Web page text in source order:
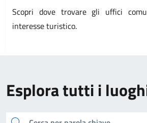
Scopri dove trovare gli uffici
interesse turistico.
Esplora tutti i